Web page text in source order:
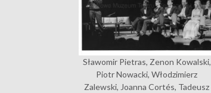
Sławomir Pietras, Zenon Kowalski,
Piotr Nowacki, Włodzimierz
Zalewski, Joanna Cortés, Tadeusz